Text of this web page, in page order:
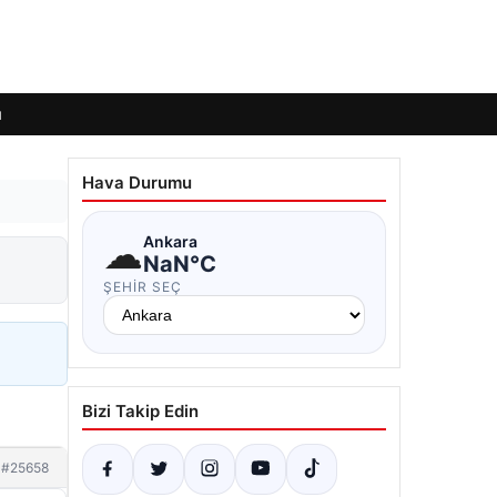
#25658
Hava Durumu
☁Ankara
NaN°C
ŞEHIR SEÇ
Bizi Takip Edin